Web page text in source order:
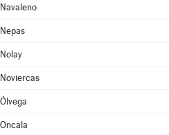
Navaleno
Nepas
Nolay
Noviercas
Ólvega
Oncala